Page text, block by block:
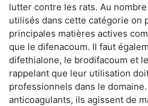
lutter contre les rats. Au
utilisés dans cette catégorie on
principales matières actives
que le difenacoum. Il faut
difethialone, le brodifacoum et
rappelant que leur utilisation
professionnels dans le
anticoagulants, ils agissent de